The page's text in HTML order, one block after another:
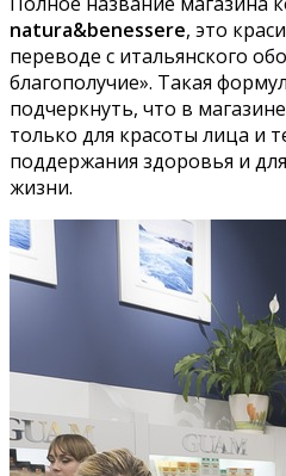
natura&benessere, это
переводе с итальянского
благополучие». Такая
подчеркнуть, что в
только для красоты лица и
поддержания здоровья и
жизни.